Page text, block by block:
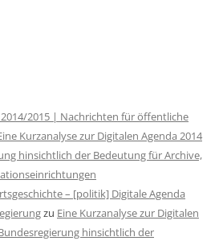
2014/2015 | Nachrichten für öffentliche
Kurzanalyse zur Digitalen Agenda 2014
hinsichtlich der Bedeutung für Archive,
– [politik] Digitale Agenda
zu Eine Kurzanalyse zur Digitalen
hinsichtlich der